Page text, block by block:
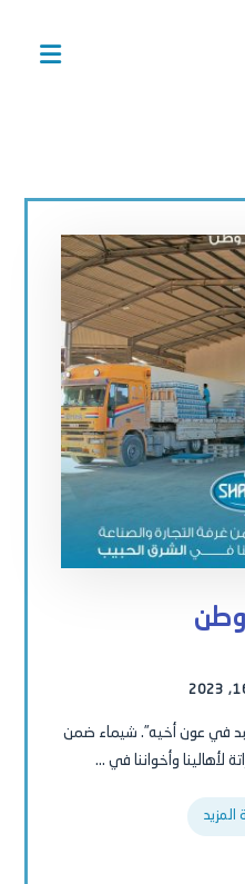
وطن
في عون أخيه”. شيماء ضمن
وأخواننا في ...
المزيد